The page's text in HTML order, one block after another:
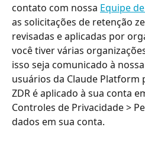
contato com nossa Equipe
as solicitações de retenção
revisadas e aplicadas por
você tiver várias
isso seja comunicado à
usuários da Claude
ZDR é aplicado à sua conta
Controles de Privacidade >
dados em sua conta.